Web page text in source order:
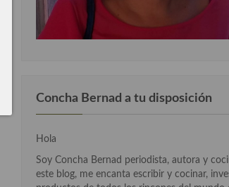
Concha Bernad a tu disposición
Hola
Soy Concha Bernad periodista, autora y
este blog, me encanta escribir y cocinar,